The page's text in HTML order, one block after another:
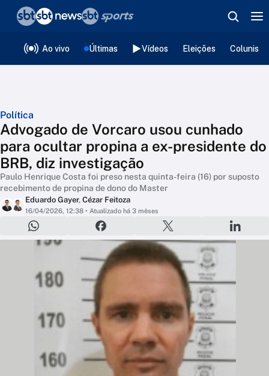
Ao vivo Últimas Vídeos Eleições
Política
Advogado de Vorcaro usou cunhado
para ocultar propina a ex-presidente do
BRB, diz investigação
Paulo Henrique Costa foi preso nesta quinta-feira (16) por suposto
recebimento de propina de dono do Master
Eduardo Gayer, Cézar Feitoza
16/04/2026, 12:38 • Atualizado há 3 mêses
❮voltar
Editorias